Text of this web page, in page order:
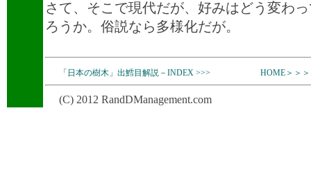
さて、そこで現代だが、好みはどう変わ
ろうか。俗説なら多様化だが。
「日本の樹木」出鱈目解説－INDEX >>> HOME＞＞＞
(C) 2012 RandDManagement.com